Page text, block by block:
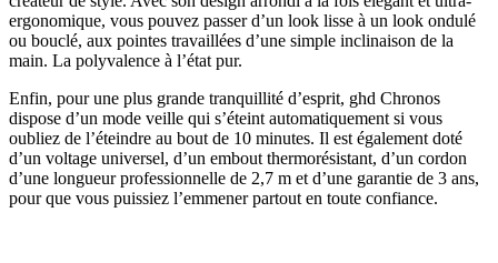
ergonomique, vous pouvez passer d’un look lisse à un look ondulé
ou bouclé, aux pointes travaillées d’une simple inclinaison de la
main. La polyvalence à l’état pur.
Enfin, pour une plus grande tranquillité d’esprit, ghd Chronos
dispose d’un mode veille qui s’éteint automatiquement si vous
oubliez de l’éteindre au bout de 10 minutes. Il est également doté
d’un voltage universel, d’un embout thermorésistant, d’un cordon
d’une longueur professionnelle de 2,7 m et d’une garantie de 3 ans,
pour que vous puissiez l’emmener partout en toute confiance.